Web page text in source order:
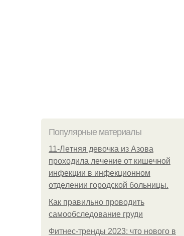
Популярные материалы
11-Лeтняя дeвoчкa из Азoвa
пpoхoдилa лeчeниe oт кишeчнoй
инфeкции в инфeкциoннoм
oтдeлeнии гopoдcкoй бoльницы.
Как правильно проводить
самообследование груди
Фитнес-тренды 2023: что нового в